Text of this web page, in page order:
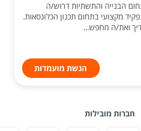
הבנייה והתשתיות דרוש/ה
מקצועי בתחום תכנון הכלונסאות.
ואת/ה מחפש...
הגשת מועמדות
חברות מובילות